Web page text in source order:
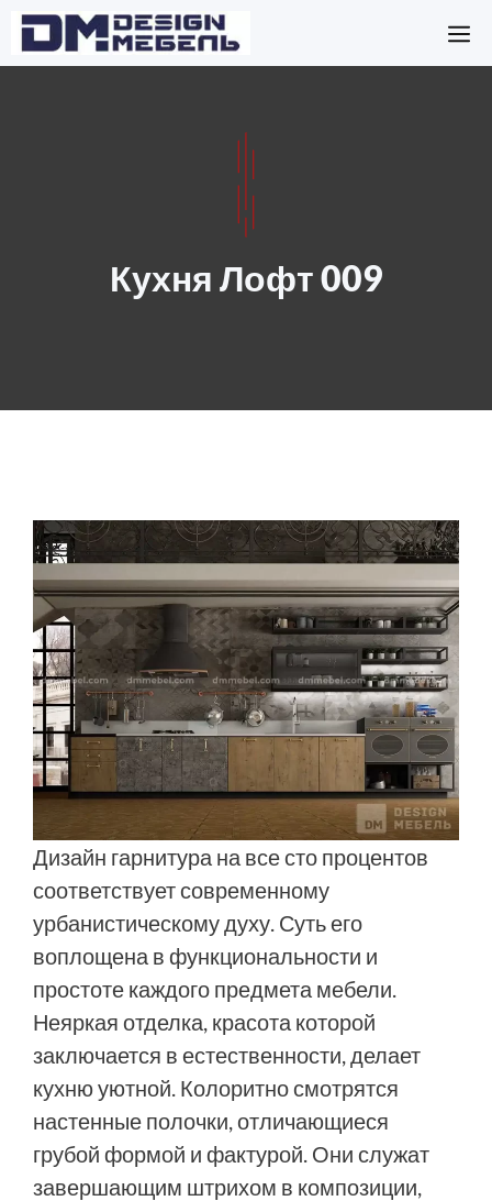
Перейти
Кухня Лофт 009
Дизайн гарнитура на все сто процентов
соответствует современному
урбанистическому духу. Суть его
воплощена в функциональности и
простоте каждого предмета мебели.
Неяркая отделка, красота которой
заключается в естественности, делает
кухню уютной. Колоритно смотрятся
настенные полочки, отличающиеся
грубой формой и фактурой. Они служат
завершающим штрихом в композиции,